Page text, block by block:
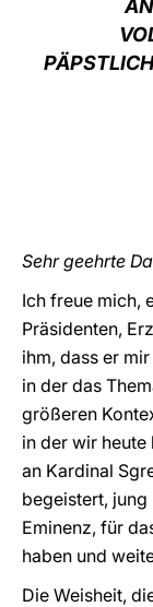
Sehr geehrte
Ich freue mich,
Präsidenten,
ihm, dass er
in der das
größeren
in der wir heute
an Kardinal
begeistert, jung
Eminenz, für
haben und
Die Weisheit,